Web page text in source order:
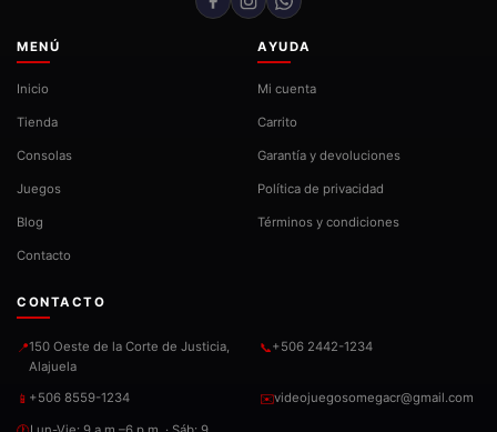
MENÚ
Inicio
Tienda
Consolas
Juegos
Blog
Contacto
AYUDA
Mi cuenta
Carrito
Garantía y devoluciones
Política de privacidad
Términos y condiciones
CONTACTO
📍150 Oeste de la Corte de Justicia,
Alajuela
📞+506 2442-1234
📱 +506 8559-1234 ✉️videojuegosomegacr@gmail.com